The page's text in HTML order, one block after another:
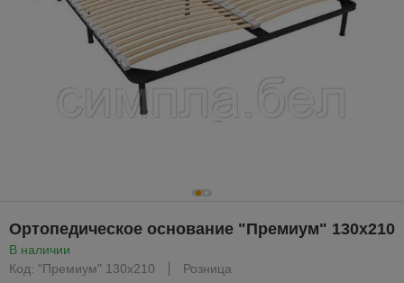
Ортопедическое основание "Премиум" 130х210
В наличии
Код: "Премиум" 130х210
Розница